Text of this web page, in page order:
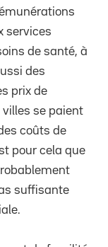
services
de santé, à
des
prix de
villes se paient
coûts de
pour cela que
suffisante